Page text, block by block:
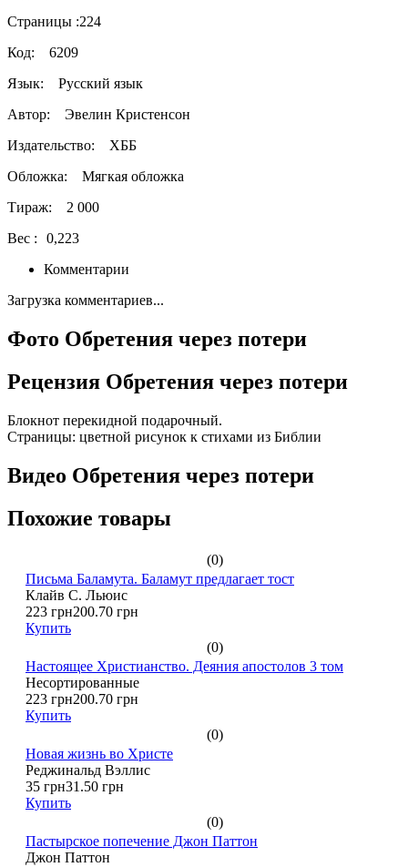
Страницы :224
Код: 6209
Язык: Русский язык
Автор:
Эвелин Кристенсон
Издательство:
ХББ
Обложка: Мягкая обложка
Тираж: 2 000
Вес :
0,223
Комментарии
Загрузка комментариев...
Фото Обретения через потери
Рецензия Обретения через потери
Блокнот перекидной подарочный.
Страницы: цветной рисунок к стихами из Библии
Видео Обретения через потери
Похожие товары
(0)
Письма Баламута. Баламут предлагает тост
Клайв С. Льюис
223 грн200.70 грн
Купить
(0)
Настоящее Христианство. Деяния апостолов 3 том
Несортированные
223 грн200.70 грн
Купить
(0)
Новая жизнь во Христе
Реджинальд Вэллис
35 грн31.50 грн
Купить
(0)
Пастырское попечение Джон Паттон
Джон Паттон